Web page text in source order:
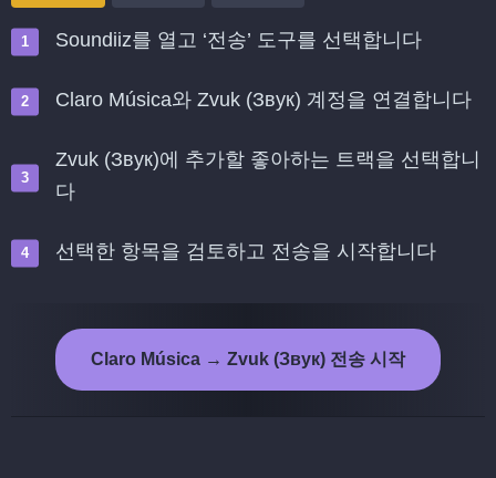
Soundiiz를 열고 ‘전송’ 도구를 선택합니다
Claro Música와 Zvuk (Звук) 계정을 연결합니다
Zvuk (Звук)에 추가할 좋아하는 트랙을 선택합니
다
선택한 항목을 검토하고 전송을 시작합니다
Claro Música → Zvuk (Звук) 전송 시작